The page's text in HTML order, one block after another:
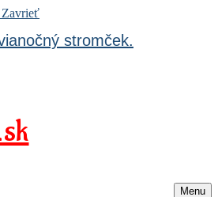
Zavrieť
stromček.
Menu